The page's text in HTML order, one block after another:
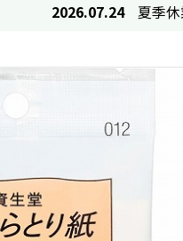
2026.07.24
夏季